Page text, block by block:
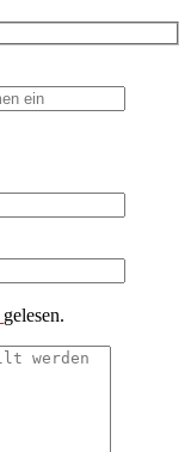
gelesen.